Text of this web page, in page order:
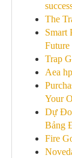
The
Smart
Future
Trap
Aea
Your
Dự
Bảng
Fire